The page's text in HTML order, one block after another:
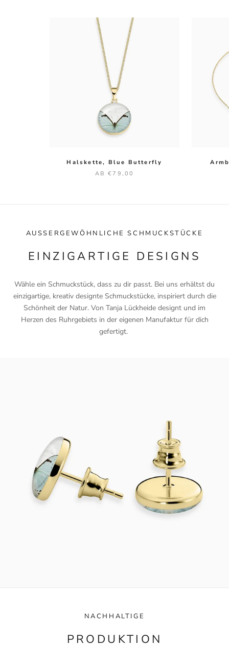
Halskette, Blue Butterfly
AB €79,00
AUSSERGEWÖHNLICHE SCHMUCKSTÜCKE
EINZIGARTIGE DESIGNS
Wähle ein Schmuckstück, dass zu dir passt. Bei uns erhältst du
einzigartige, kreativ designte Schmuckstücke, inspiriert durch die
Schönheit der Natur. Von Tanja Lückheide designt und im
Herzen des Ruhrgebiets in der eigenen Manufaktur für dich
gefertigt.
NACHHALTIGE
PRODUKTION